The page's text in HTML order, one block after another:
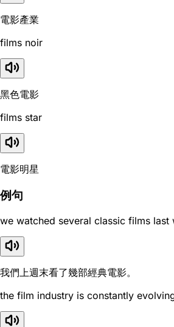
電影產業
films noir
黑色電影
films star
電影明星
例句
we watched several classic films last
我們上週末看了幾部經典電影。
the film industry is constantly